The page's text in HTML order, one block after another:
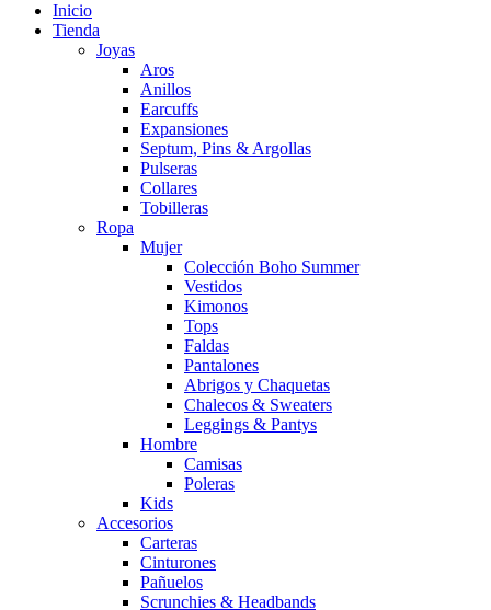
Inicio
Tienda
Joyas
Aros
Anillos
Earcuffs
Expansiones
Septum, Pins & Argollas
Pulseras
Collares
Tobilleras
Ropa
Mujer
Colección Boho Summer
Vestidos
Kimonos
Tops
Faldas
Pantalones
Abrigos y Chaquetas
Chalecos & Sweaters
Leggings & Pantys
Hombre
Camisas
Poleras
Kids
Accesorios
Carteras
Cinturones
Pañuelos
Scrunchies & Headbands